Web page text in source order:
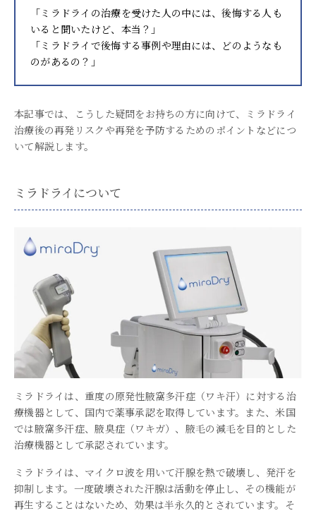
「ミラドライの治療を受けた人の中には、後悔する人も
いると聞いたけど、本当？」
「ミラドライで後悔する事例や理由には、どのようなも
のがあるの？」
本記事では、こうした疑問をお持ちの方に向けて、ミラドライ
治療後の再発リスクや再発を予防するためのポイントなどにつ
いて解説します。
ミラドライについて
ミラドライは、重度の原発性腋窩多汗症（ワキ汗）に対する治
療機器として、国内で薬事承認を取得しています。また、米国
では腋窩多汗症、腋臭症（ワキガ）、腋毛の減毛を目的とした
治療機器として承認されています。
ミラドライは、マイクロ波を用いて汗腺を熱で破壊し、発汗を
抑制します。一度破壊された汗腺は活動を停止し、その機能が
再生することはないため、効果は半永久的とされています。そ